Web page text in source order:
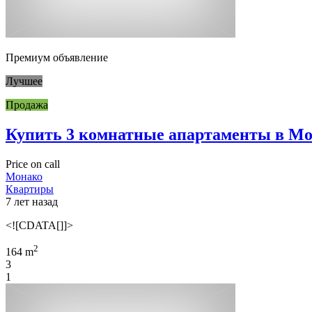
Премиум объявление
Лучшее
Продажа
Купить 3 комнатные апартаменты в
Price on call
Монако
Квартиры
7 лет назад
<![CDATA[]]>
164 m2
3
1